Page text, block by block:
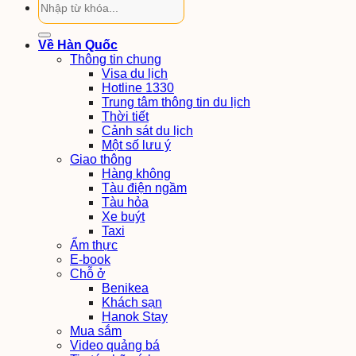
Về Hàn Quốc
Thông tin chung
Visa du lịch
Hotline 1330
Trung tâm thông tin du lịch
Thời tiết
Cảnh sát du lịch
Một số lưu ý
Giao thông
Hàng không
Tàu điện ngầm
Tàu hỏa
Xe buýt
Taxi
Ẩm thực
E-book
Chỗ ở
Benikea
Khách sạn
Hanok Stay
Mua sắm
Video quảng bá